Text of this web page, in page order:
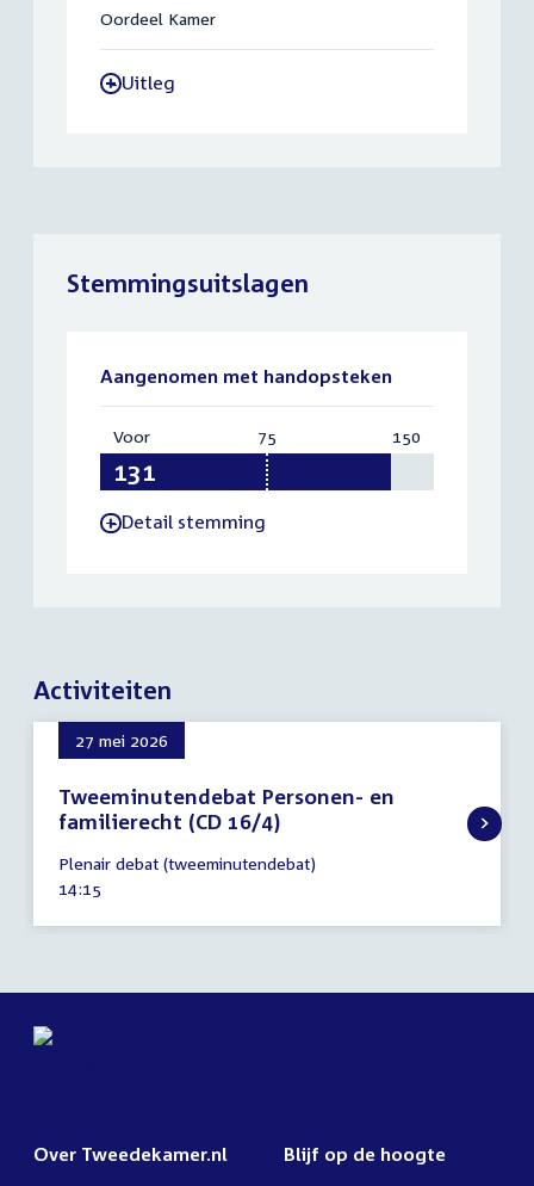
Oordeel Kamer
-Uitleg
Stemmingsuitslagen
Aangenomen met handopsteken
Voor:
131
75 150
-Detail stemming
Activiteiten
27 mei 2026
Tweeminutendebat Personen- en
familierecht (CD 16/4)
mei
2026
Plenair debat (tweeminutendebat)
Tijd
14:15
Over Tweedekamer.nl Blijf op de hoogte